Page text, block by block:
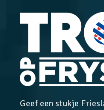
Geef een stukje